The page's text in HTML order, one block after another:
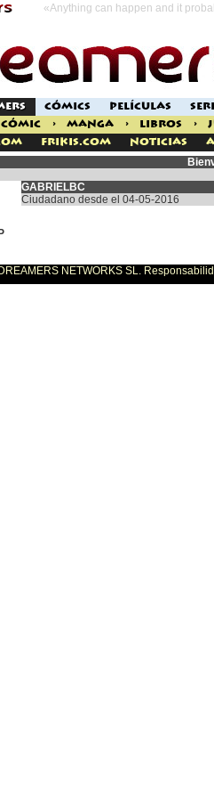
«Anything can happen and it
CÓMICS PELÍCULAS
CÓMIC > MANGA > LIBROS >
Frikis.com Noticias
GABRIELBC
Ciudadano desde el 04-05-2016
NETWORKS SL.